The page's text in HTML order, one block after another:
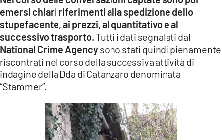
emersi chiari riferimenti alla spedizione dello
stupefacente, ai prezzi, al quantitativo e al
successivo trasporto.Tutti i dati segnalati dal
National Crime Agencysono stati quindi pienamente
riscontrati nel corso della successiva attività di
indagine della Dda di Catanzaro denominata
“Stammer”.